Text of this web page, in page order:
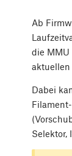
Ab
die MMU
aktuellen
Dabei
Selektor,